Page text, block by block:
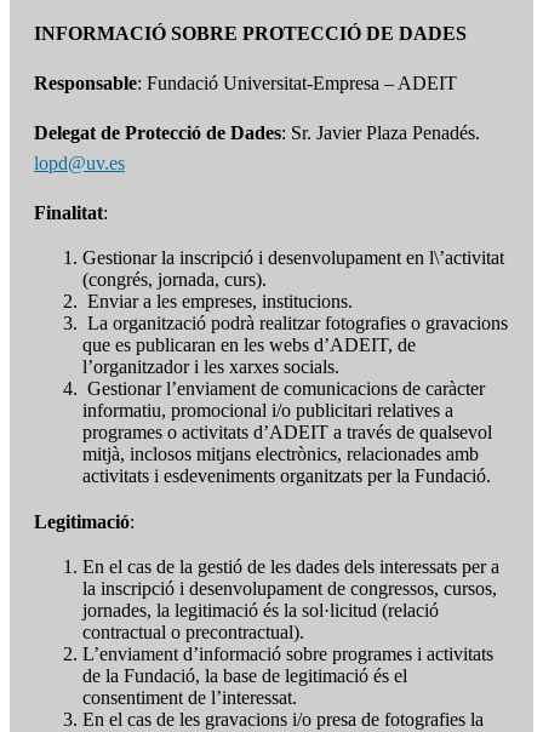
INFORMACIÓ SOBRE PROTECCIÓ DE DADES
Responsable: Fundació Universitat-Empresa – ADEIT
Delegat de Protecció de Dades: Sr. Javier Plaza Penadés.
lopd@uv.es
Finalitat:
Gestionar la inscripció i desenvolupament en l\’activitat
(congrés, jornada, curs).
Enviar a les empreses, institucions.
La organització podrà realitzar fotografies o gravacions
que es publicaran en les webs d’ADEIT, de
l’organitzador i les xarxes socials.
Gestionar l’enviament de comunicacions de caràcter
informatiu, promocional i/o publicitari relatives a
programes o activitats d’ADEIT a través de qualsevol
mitjà, inclosos mitjans electrònics, relacionades amb
activitats i esdeveniments organitzats per la Fundació.
Legitimació:
En el cas de la gestió de les dades dels interessats per a
la inscripció i desenvolupament de congressos, cursos,
jornades, la legitimació és la sol·licitud (relació
contractual o precontractual).
L’enviament d’informació sobre programes i activitats
de la Fundació, la base de legitimació és el
consentiment de l’interessat.
En el cas de les gravacions i/o presa de fotografies la